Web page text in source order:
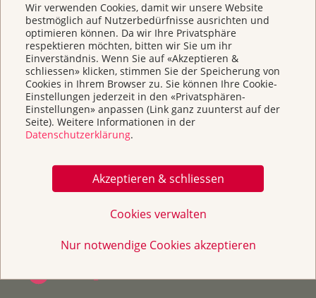
Wir verwenden Cookies, damit wir unsere Website
bestmöglich auf Nutzerbedürfnisse ausrichten und
optimieren können. Da wir Ihre Privatsphäre
respektieren möchten, bitten wir Sie um ihr
Einverständnis. Wenn Sie auf «Akzeptieren &
schliessen» klicken, stimmen Sie der Speicherung von
Cookies in Ihrem Browser zu. Sie können Ihre Cookie-
Einstellungen jederzeit in den «Privatsphären-
Einstellungen» anpassen (Link ganz zuunterst auf der
Seite). Weitere Informationen in der
Datenschutzerklärung.
Akzeptieren & schliessen
Cookies verwalten
Nur notwendige Cookies akzeptieren
Helfen Sie
Kurse
Über uns & Kontakt
Broschüren / Infos & Links